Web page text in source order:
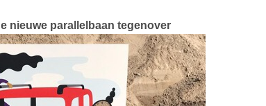
nieuwe parallelbaan tegenover